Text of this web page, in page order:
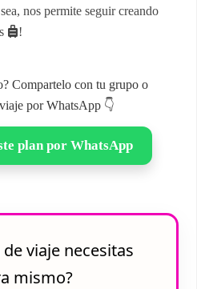
nos permite seguir creando
!
Compartelo con tu grupo o
por WhatsApp 👇
plan por WhatsApp
viaje necesitas
mismo?